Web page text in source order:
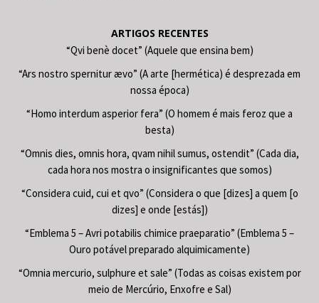
ARTIGOS RECENTES
“Qvi benè docet” (Aquele que ensina bem)
“Ars nostro spernitur ævo” (A arte [hermética) é desprezada em
nossa época)
“Homo interdum asperior fera” (O homem é mais feroz que a
besta)
“Omnis dies, omnis hora, qvam nihil sumus, ostendit” (Cada dia,
cada hora nos mostra o insignificantes que somos)
“Considera cuid, cui et qvo” (Considera o que [dizes] a quem [o
dizes] e onde [estás])
“Emblema 5 – Avri potabilis chimice praeparatio” (Emblema 5 –
Ouro potável preparado alquimicamente)
“Omnia mercurio, sulphure et sale” (Todas as coisas existem por
meio de Mercúrio, Enxofre e Sal)